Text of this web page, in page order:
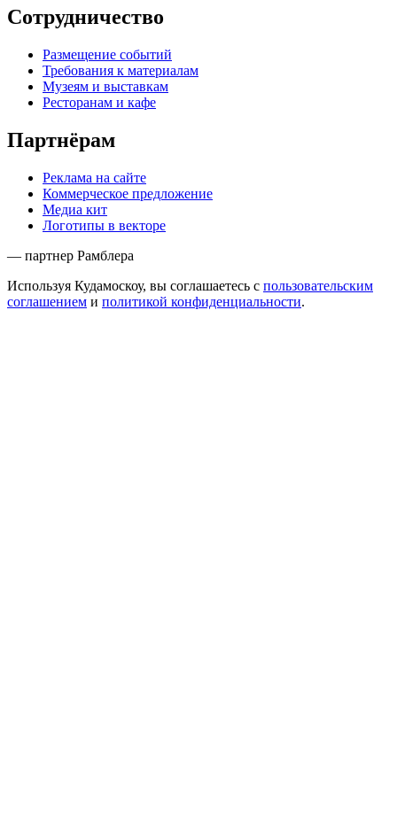
Сотрудничество
Размещение событий
Требования к материалам
Музеям и выставкам
Ресторанам и кафе
Партнёрам
Реклама на сайте
Коммерческое предложение
Медиа кит
Логотипы в векторе
— партнер Рамблера
Используя Кудамоскоу, вы соглашаетесь с пользовательским
соглашением и политикой конфиденциальности.